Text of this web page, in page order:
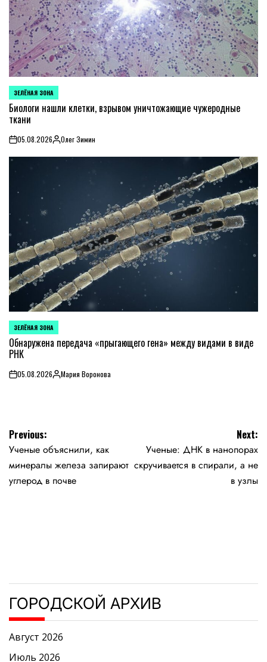
POSTED
IN
ЗЕЛЁНАЯ ЗОНА
Биологи нашли клетки, взрывом уничтожающие чужеродные
ткани
on05.08.2026Posted
by
Олег Зимин
POSTED
IN
ЗЕЛЁНАЯ ЗОНА
Обнаружена передача «прыгающего гена» между видами в виде
РНК
on05.08.2026PostedМария Воронова
Навигация
по
записям
Previous:
Ученые объяснили, как
минералы железа запирают
углерод в почве
Next:
Ученые: ДНК в нанопорах
скручивается в спирали, а не
в узлы
ГОРОДСКОЙ АРХИВ
Август 2026
Июль 2026